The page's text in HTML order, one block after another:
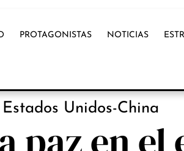
PROTAGONISTAS NOTICIAS
Unidos-China